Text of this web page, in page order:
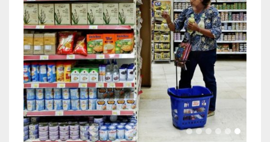
Previous Next